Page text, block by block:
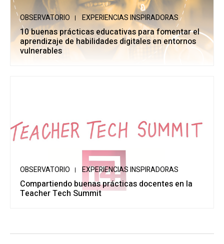
OBSERVATORIO EXPERIENCIAS INSPIRADORAS
10 buenas prácticas educativas para fomentar el
aprendizaje de habilidades digitales en entornos
vulnerables
OBSERVATORIO EXPERIENCIAS INSPIRADORAS
Compartiendo buenas prácticas docentes en la
Teacher Tech Summit